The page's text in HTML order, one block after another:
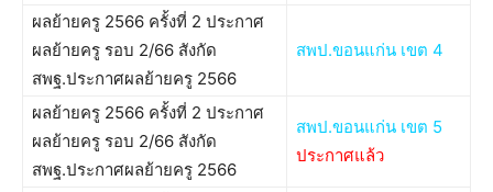
ผลย้ายครู 2566 ครั้งที่ 2 ประกาศ
ผลย้ายครู รอบ 2/66 สังกัด
สพฐ.ประกาศผลย้ายครู 2566
สพป.ขอนแก่น เขต 4
ผลย้ายครู 2566 ครั้งที่ 2 ประกาศ
ผลย้ายครู รอบ 2/66 สังกัด
สพฐ.ประกาศผลย้ายครู 2566
สพป.ขอนแก่น เขต 5
ประกาศแล้ว